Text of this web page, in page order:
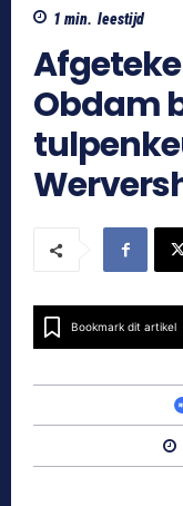
1 min. leestijd
Obdam
Bookmark dit artikel